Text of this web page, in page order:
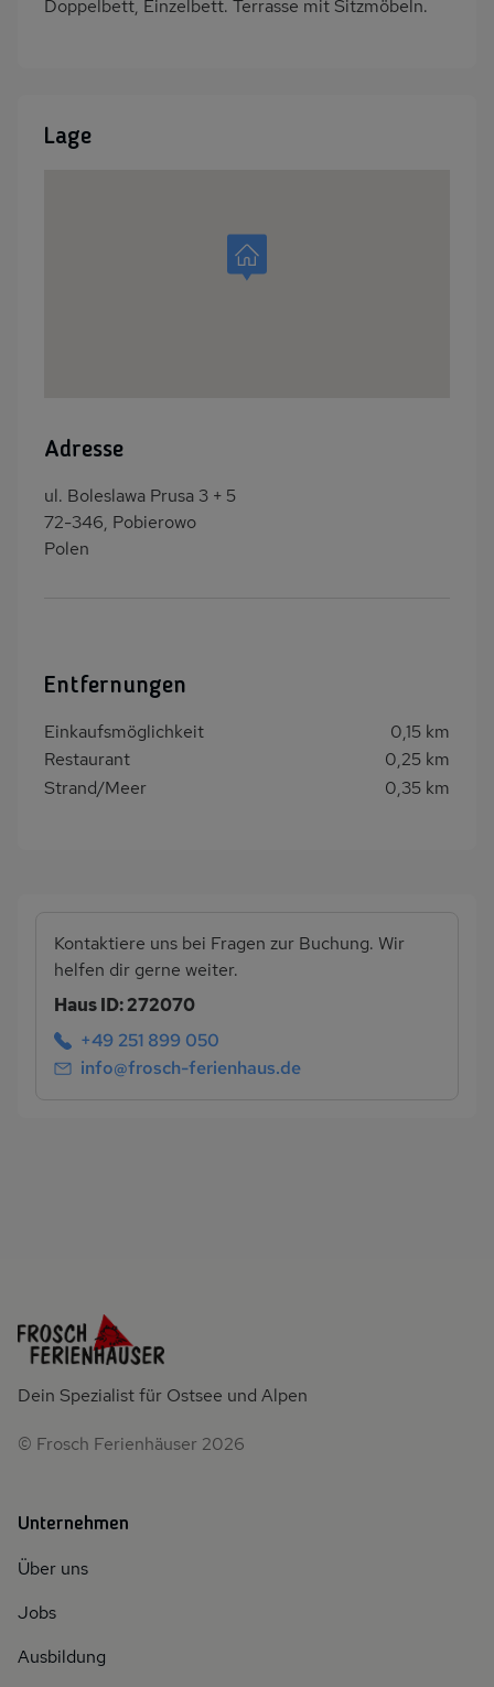
Doppelbett, Einzelbett. Terrasse mit Sitzmöbeln.
Lage
Adresse
ul. Boleslawa Prusa 3 + 5
72-346, Pobierowo
Polen
Entfernungen
Einkaufsmöglichkeit
0,15 km
Restaurant
0,25 km
Strand/Meer
0,35 km
Kontaktiere uns bei Fragen zur Buchung. Wir
helfen dir gerne weiter.
Haus ID: 272070
+49 251 899 050
info@frosch-ferienhaus.de
Dein Spezialist für Ostsee und Alpen
© Frosch Ferienhäuser 2026
Unternehmen
Über uns
Jobs
Ausbildung